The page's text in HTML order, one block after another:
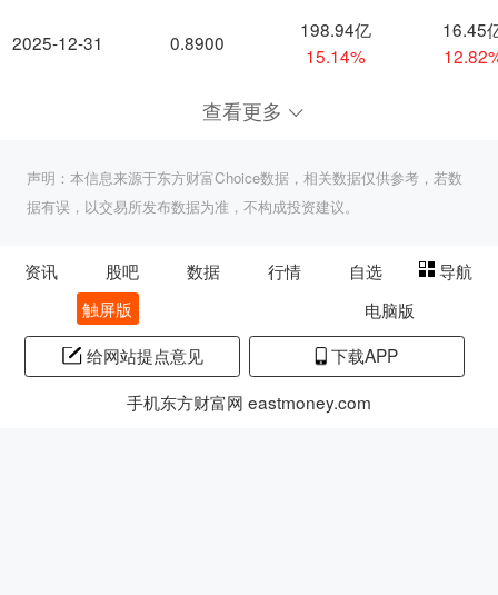
2025-12-31 0.8900
198.94亿
15.14%
16.45
查看更多
声明：本信息来源于东方财富Choice数据，相关数据仅供参考，若数
据有误，以交易所发布数据为准，不构成投资建议。
资讯 股吧 数据 行情 自选
导航
触屏版
电脑版
给网站提点意见
下载APP
手机东方财富网 eastmoney.com